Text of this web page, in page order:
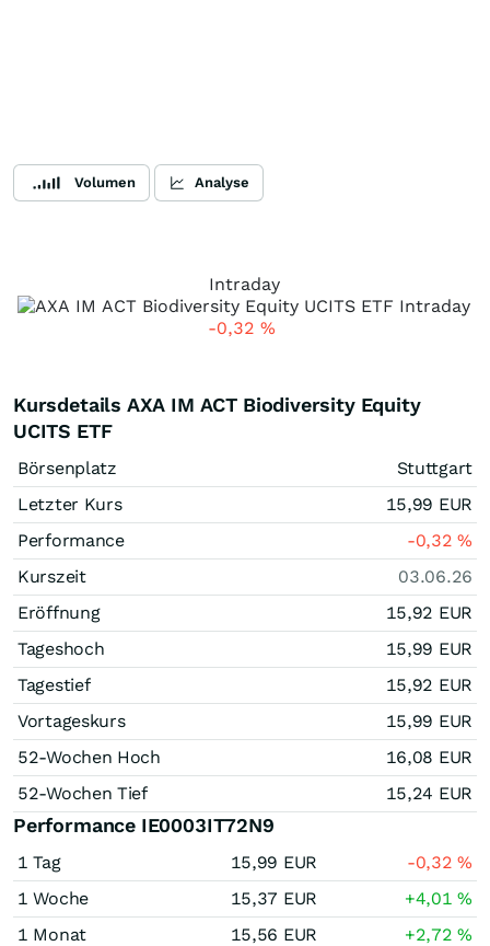
Volumen Analyse
Intraday
-0,32 %
Kursdetails AXA IM ACT Biodiversity Equity
UCITS ETF
Börsenplatz
Stuttgart
Letzter Kurs
15,99 EUR
Performance
-0,32%
Kurszeit
03.06.26
Eröffnung
15,92 EUR
Tageshoch
15,99 EUR
Tagestief
15,92 EUR
Vortageskurs
15,99 EUR
52-Wochen Hoch
16,08 EUR
52-Wochen Tief
15,24 EUR
Performance IE0003IT72N9
1 Tag 15,99 EUR -0,32%
1 Woche
15,37 EUR +4,01%
1 Monat
15,56 EUR +2,72%